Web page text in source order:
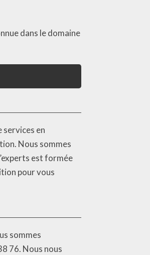
dans le domaine
services en
Nous sommes
est formée
pour vous
sommes
76. Nous nous